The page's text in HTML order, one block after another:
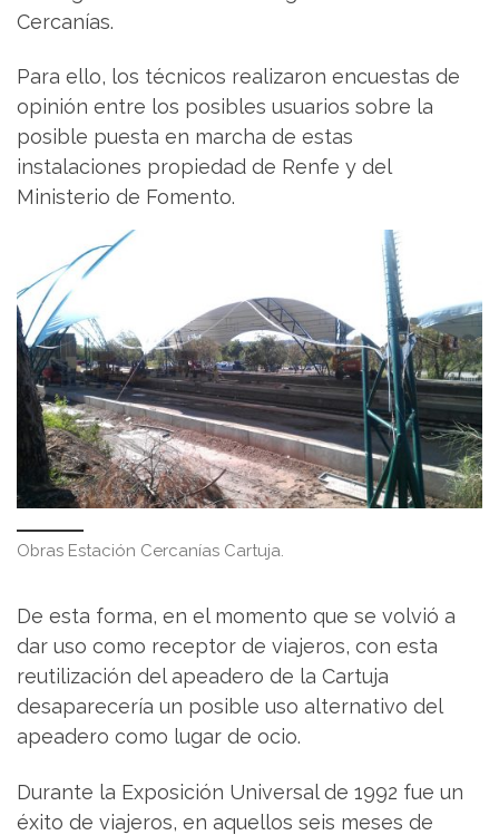
Cercanías.
Para ello, los técnicos realizaron encuestas de
opinión entre los posibles usuarios sobre la
posible puesta en marcha de estas
instalaciones propiedad de Renfe y del
Ministerio de Fomento.
Obras Estación Cercanías Cartuja.
De esta forma, en el momento que se volvió a
dar uso como receptor de viajeros, con esta
reutilización del apeadero de la Cartuja
desaparecería un posible uso alternativo del
apeadero como lugar de ocio.
Durante la Exposición Universal de 1992 fue un
éxito de viajeros, en aquellos seis meses de